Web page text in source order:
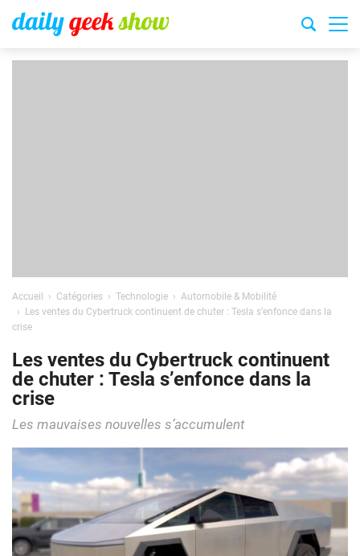
Accueil Catégories Technologie
Automobile & Mobilité
Les ventes du Cybertruck continuent de chuter : Tesla s’enfonce dans la
crise
Les ventes du Cybertruck continuent
de chuter : Tesla s’enfonce dans la
crise
Les mauvaises nouvelles s’accumulent